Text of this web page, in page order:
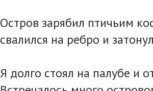
Остров зарябил птичьим
свалился на ребро и
Я долго стоял на палубе и